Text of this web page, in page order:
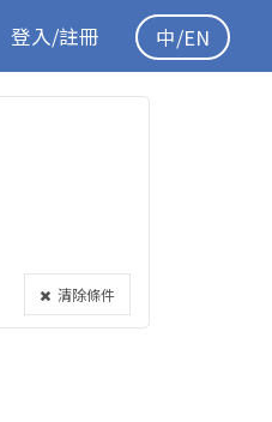
登入/註冊 中/EN
清除條件